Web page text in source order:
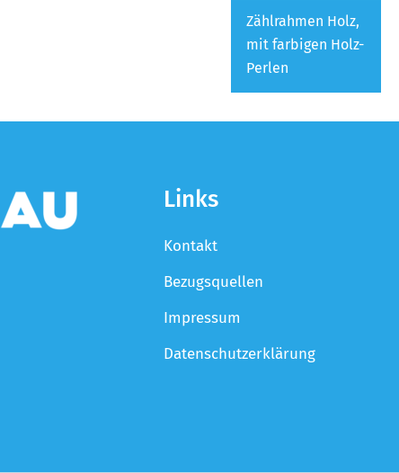
Zählrahmen Holz,
mit farbigen Holz-
Perlen
Links
Kontakt
Bezugsquellen
Impressum
Datenschutzerklärung